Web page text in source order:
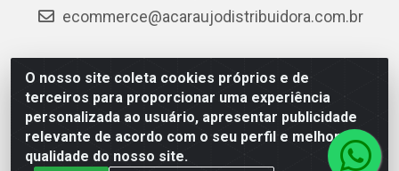
O nosso site coleta cookies próprios e de
terceiros para proporcionar uma experiência
personalizada ao usuário, apresentar publicidade
relevante de acordo com o seu perfil e melhorar a
qualidade do nosso site.
ecommerce@acaraujodistribuidora.com.br
AC Araujo Distribuidora - Rua Carneiro de Campos, 42 -
São Cristóvão, Rio de Janeiro/RJ - CEP 20.920-410 -
CNPJ 08.744.753/0003-85